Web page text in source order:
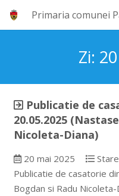
Primaria comunei
Zi:
Publicatie de
20.05.2025
Nicoleta-Diana)
20 mai 2025
Publicatie de casatorie
Bogdan si Radu